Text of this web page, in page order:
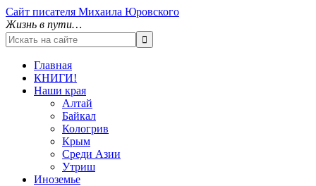
Сайт писателя Михаила Юровского
Жизнь в пути…
Главная
КНИГИ!
Наши края
Алтай
Байкал
Кологрив
Крым
Среди Азии
Утриш
Иноземье